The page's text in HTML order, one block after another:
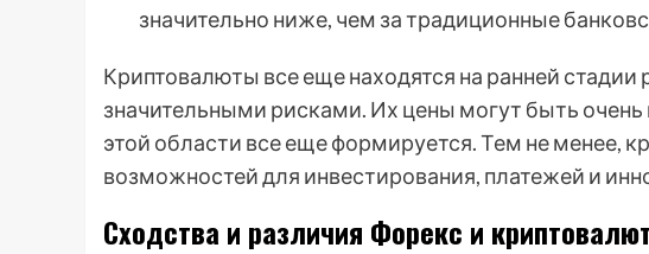
значительно ниже, чем за традиционные
Криптовалюты все еще находятся на ранней стадии
значительными рисками. Их цены могут быть
этой области все еще формируется. Тем не менее,
возможностей для инвестирования, платежей и
Сходства и различия Форекс и